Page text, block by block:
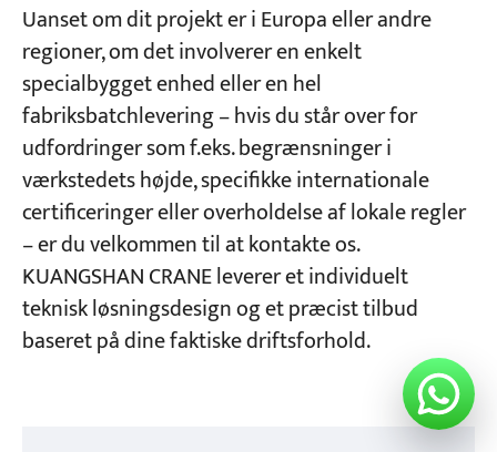
Uanset om dit projekt er i Europa eller andre
regioner, om det involverer en enkelt
specialbygget enhed eller en hel
fabriksbatchlevering – hvis du står over for
udfordringer som f.eks. begrænsninger i
værkstedets højde, specifikke internationale
certificeringer eller overholdelse af lokale regler
– er du velkommen til at kontakte os.
KUANGSHAN CRANE leverer et individuelt
teknisk løsningsdesign og et præcist tilbud
baseret på dine faktiske driftsforhold.